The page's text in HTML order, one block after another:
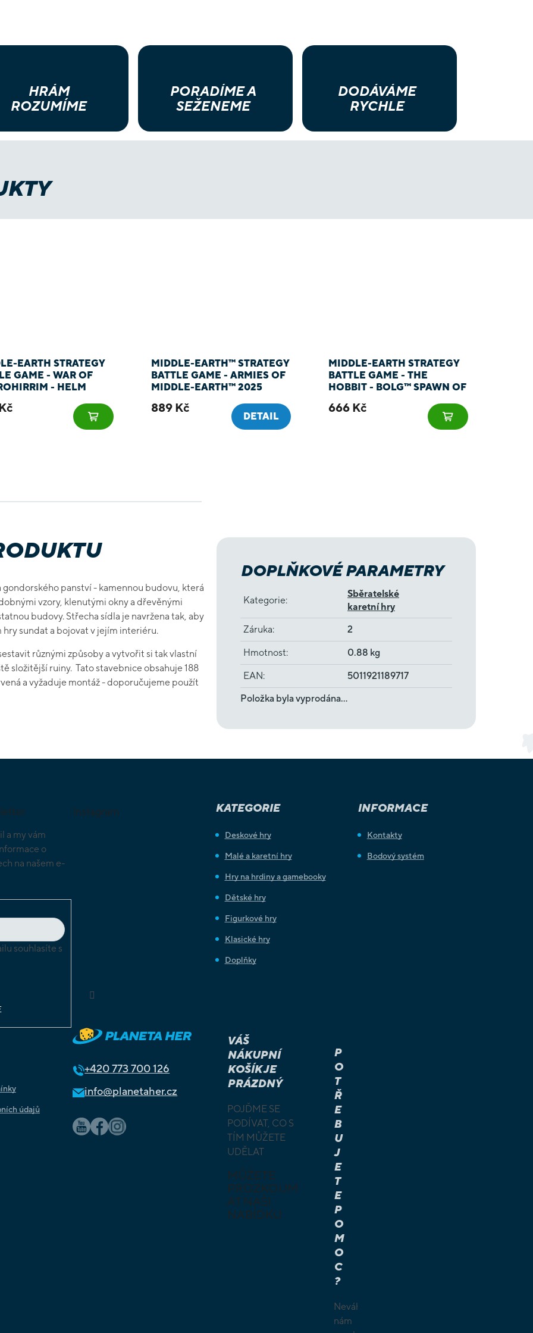
HRÁM
ROZUMÍME
PORADÍME A
SEŽENEME
DODÁVÁME
RYCHLE
EARTH STRATEGY
GAME - WAR OF
- HELM
MIDDLE-EARTH™ STRATEGY
BATTLE GAME - ARMIES OF
MIDDLE-EARTH™ 2025
889 Kč
DETAIL
MIDDLE-EARTH STRATEGY
BATTLE GAME - THE
HOBBIT - BOLG™ SPAWN OF
666 Kč
panství - kamennou budovu, která
vzory, klenutými okny a dřevěnými
budovy. Střecha sídla je navržena tak, aby
sundat a bojovat v jejím interiéru.
různými způsoby a vytvořit si tak vlastní
složitější ruiny. Tato stavebnice obsahuje 188
a vyžaduje montáž - doporučujeme použít
DOPLŇKOVÉ PARAMETRY
Kategorie:
Sběratelské
karetní hry
Záruka: 2
Hmotnost: 0.88 kg
EAN:
5011921189717
Položka byla vyprodána…
a my vám
o
na našem e-
souhlasíte s
Instagram KATEGORIE
Deskové hry
Malé a karetní hry
Hry na hrdiny a gamebooky
Dětské hry
Figurkové hry
Klasické hry
Doplňky
INFORMACE
Kontakty
Bodový systém
údajů
+420773 700 126
info@planetaher.cz
VÁŠ
NÁKUPNÍ
KOŠÍK JE
PRÁZDNÝ
POJĎME SE
PODÍVAT, CO S
TÍM MŮŽETE
UDĚLAT
MŮŽETE
PROZKOUM
AT NAŠI
NABÍDKU
P
O
T
Ř
E
B
U
J
E
T
E
P
O
M
O
C
?
Neváhejte
nám